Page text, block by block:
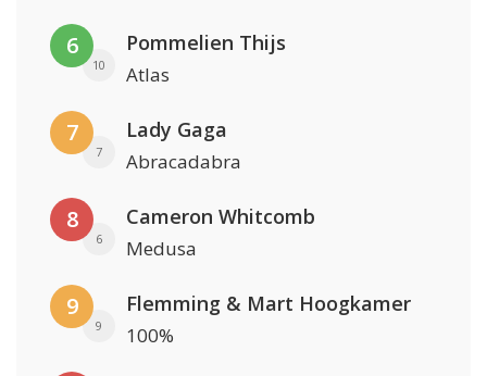
6
10
Pommelien Thijs
Atlas
7
7
Lady Gaga
Abracadabra
8
6
Cameron Whitcomb
Medusa
9
9
Flemming & Mart Hoogkamer
100%